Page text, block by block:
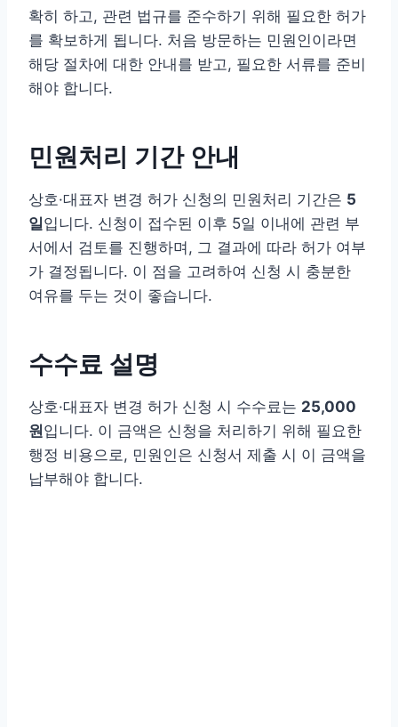
확히 하고, 관련 법규를 준수하기 위해 필요한 허가
를 확보하게 됩니다. 처음 방문하는 민원인이라면
해당 절차에 대한 안내를 받고, 필요한 서류를 준비
해야 합니다.
민원처리 기간 안내
상호·대표자 변경 허가 신청의 민원처리 기간은 5
일입니다. 신청이 접수된 이후 5일 이내에 관련 부
서에서 검토를 진행하며, 그 결과에 따라 허가 여부
가 결정됩니다. 이 점을 고려하여 신청 시 충분한
여유를 두는 것이 좋습니다.
수수료 설명
상호·대표자 변경 허가 신청 시 수수료는 25,000
원입니다. 이 금액은 신청을 처리하기 위해 필요한
행정 비용으로, 민원인은 신청서 제출 시 이 금액을
납부해야 합니다.